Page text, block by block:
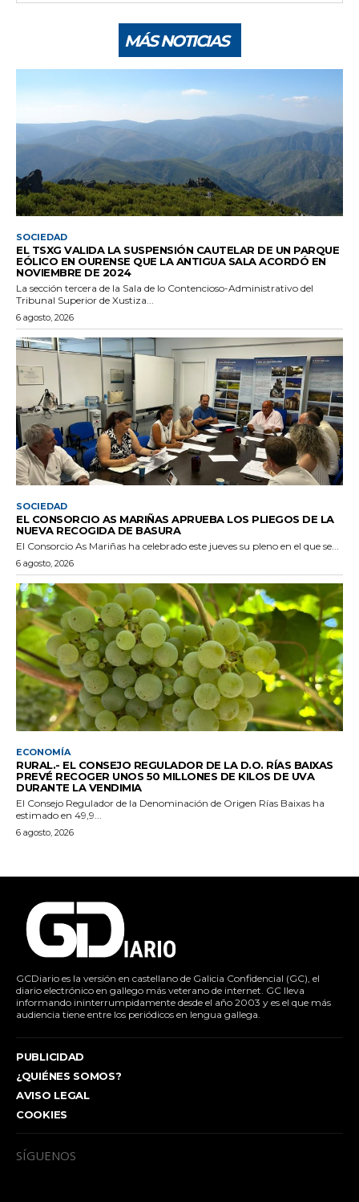
MÁS NOTICIAS
SOCIEDAD
EL TSXG VALIDA LA SUSPENSIÓN CAUTELAR DE UN PARQUE
EÓLICO EN OURENSE QUE LA ANTIGUA SALA ACORDÓ EN
NOVIEMBRE DE 2024
La sección tercera de la Sala de lo Contencioso-Administrativo del
Tribunal Superior de Xustiza...
6 agosto, 2026
SOCIEDAD
EL CONSORCIO AS MARIÑAS APRUEBA LOS PLIEGOS DE LA
NUEVA RECOGIDA DE BASURA
El Consorcio As Mariñas ha celebrado este jueves su pleno en el que se...
6 agosto, 2026
ECONOMÍA
RURAL.- EL CONSEJO REGULADOR DE LA D.O. RÍAS BAIXAS
PREVÉ RECOGER UNOS 50 MILLONES DE KILOS DE UVA
DURANTE LA VENDIMIA
El Consejo Regulador de la Denominación de Origen Rías Baixas ha
estimado en 49,9...
6 agosto, 2026
GCDiario es la versión en castellano de Galicia Confidencial (GC), el
diario electrónico en gallego más veterano de internet. GC lleva
informando ininterrumpidamente desde el año 2003 y es el que más
audiencia tiene entre los periódicos en lengua gallega.
PUBLICIDAD
¿QUIÉNES SOMOS?
AVISO LEGAL
COOKIES
SÍGUENOS